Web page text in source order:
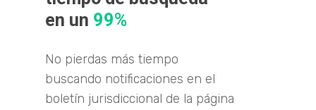
en un 99%
No pierdas más tiempo
buscando notificaciones en el
boletín jurisdiccional de la página